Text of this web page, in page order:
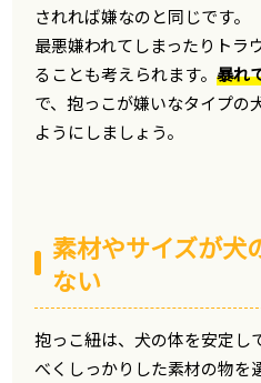
されれば嫌なのと同じです。
最悪嫌われてしまったりトラ
ることも考えられます。暴れ
で、抱っこが嫌いなタイプの
ようにしましょう。
素材やサイズが犬
ない
抱っこ紐は、犬の体を安定し
べくしっかりした素材の物を